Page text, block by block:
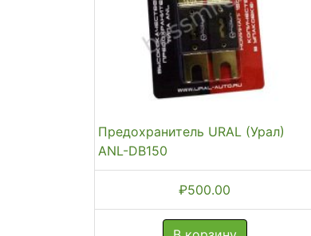
Предохранитель URAL (Урал)
ANL-DB150
₽500.00